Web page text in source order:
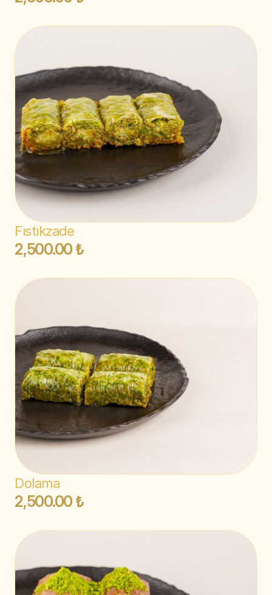
Fıstıkzade
2,500.00 ₺
Dolama
2,500.00 ₺